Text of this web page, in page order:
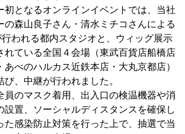
初となるオンラインイベントでは、当社
の森山良子さん・清水ミチコさんによる
行われる都内スタジオと、ウィッグ展示
れている全国４会場（東武百貨店船橋店
あべのハルカス近鉄本店・大丸京都店）
び、中継が行われました。
員のマスク着用、出入口の検温機器や消
設置、ソーシャルディスタンスを確保し
た感染防止対策を行った上で、抽選で当